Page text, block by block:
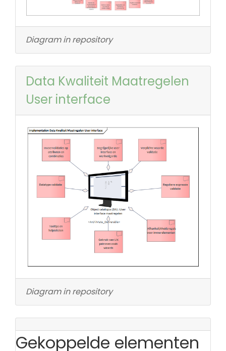
Diagram in repository
Data Kwaliteit Maatregelen
User interface
Diagram in repository
Gekoppelde elementen